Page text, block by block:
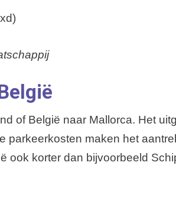
of België naar Mallorca. Het
parkeerkosten maken het
ook korter dan bijvoorbeeld